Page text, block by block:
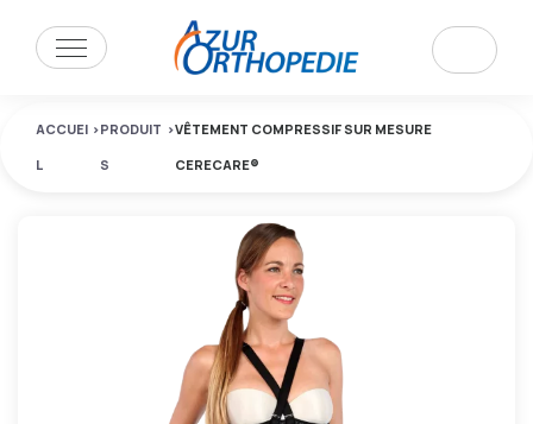
ACCUEI
L
>PRODUIT
S
>VÊTEMENT COMPRESSIF SUR MESURE
CERECARE®